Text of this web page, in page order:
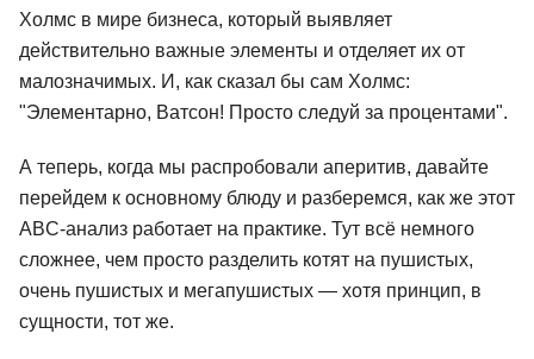
Холмс в мире бизнеса, который выявляет
действительно важные элементы и отделяет их от
малозначимых. И, как сказал бы сам Холмс:
"Элементарно, Ватсон! Просто следуй за процентами".
А теперь, когда мы распробовали аперитив, давайте
перейдем к основному блюду и разберемся, как же этот
ABC-анализ работает на практике. Тут всё немного
сложнее, чем просто разделить котят на пушистых,
очень пушистых и мегапушистых — хотя принцип, в
сущности, тот же.